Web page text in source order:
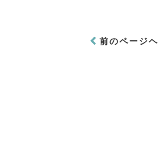
前のページヘ